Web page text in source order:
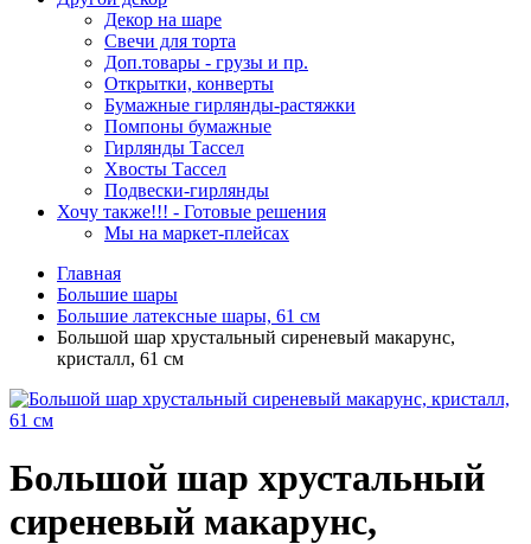
Декор на шаре
Свечи для торта
Доп.товары - грузы и пр.
Открытки, конверты
Бумажные гирлянды-растяжки
Помпоны бумажные
Гирлянды Тассел
Хвосты Тассел
Подвески-гирлянды
Хочу также!!! - Готовые решения
Мы на маркет-плейсах
Главная
Большие шары
Большие латексные шары, 61 см
Большой шар хрустальный сиреневый макарунс,
кристалл, 61 см
Большой шар хрустальный
сиреневый макарунс,